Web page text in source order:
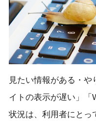
見たい情報がある・や
イトの表示が遅い」「
状況は、利用者にとっ